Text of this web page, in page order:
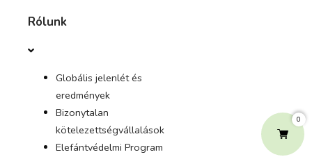
0
Rólunk
Globális jelenlét és
eredmények
Bizonytalan
kötelezettségvállalások
Elefántvédelmi Program